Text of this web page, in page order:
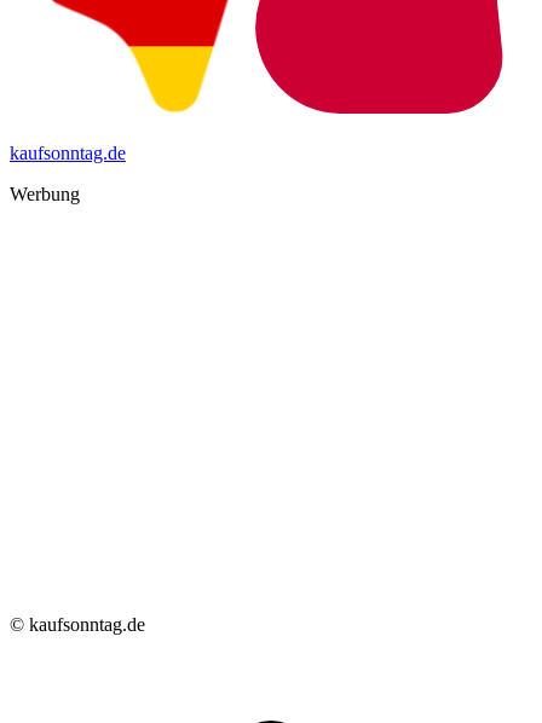
kaufsonntag.de
Werbung
© kaufsonntag.de